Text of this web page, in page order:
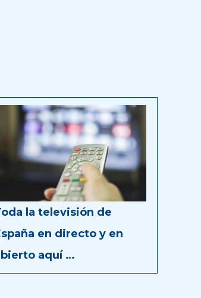
la televisión de
en directo y en
aquí …